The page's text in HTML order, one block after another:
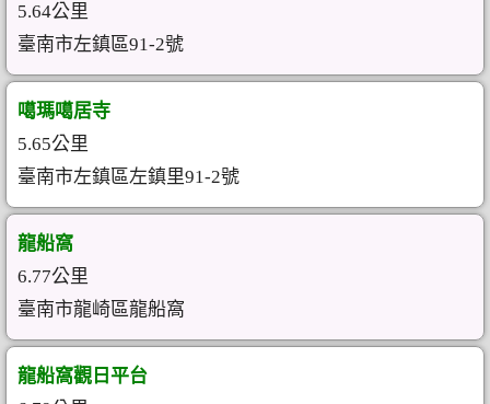
5.64公里
臺南市左鎮區91-2號
噶瑪噶居寺
5.65公里
臺南市左鎮區左鎮里91-2號
龍船窩
6.77公里
臺南市龍崎區龍船窩
龍船窩觀日平台